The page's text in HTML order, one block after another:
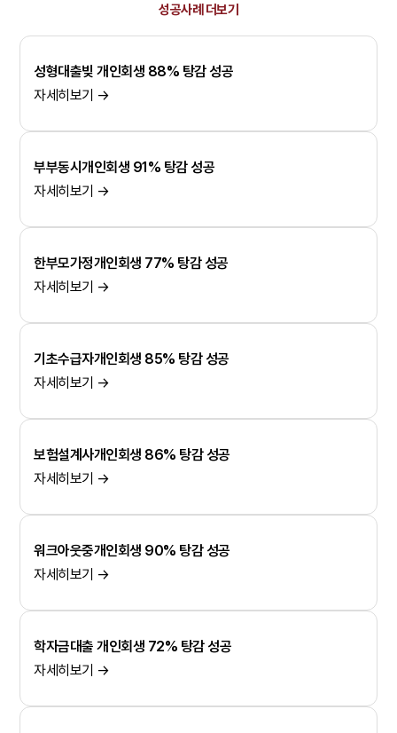
성공사례 더보기
성형대출빚 개인회생 88% 탕감 성공
자세히보기 →
부부동시개인회생 91% 탕감 성공
자세히보기 →
한부모가정개인회생 77% 탕감 성공
자세히보기 →
기초수급자개인회생 85% 탕감 성공
자세히보기 →
보험설계사개인회생 86% 탕감 성공
자세히보기 →
워크아웃중개인회생 90% 탕감 성공
자세히보기 →
학자금대출 개인회생 72% 탕감 성공
자세히보기 →